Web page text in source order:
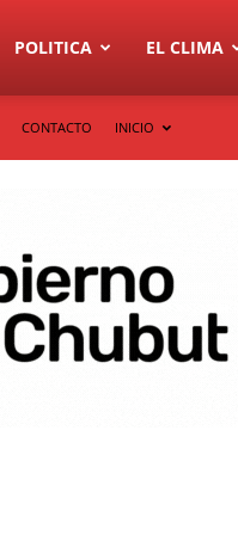
POLITICA EL CLIMA
CONTACTO INICIO